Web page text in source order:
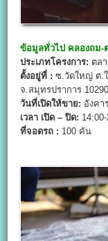
ข้อมูลทั่วไป คลองถม-
ประเภทโครงการ: ตล
ตั้งอยู่ที่ : ซ.วัดใหญ่ ต.
จ.สมุทรปราการ 10290
วันที่เปิดให้ขาย: อังคา
เวลา เปิด – ปิด:
ที่จอดรถ : 100 คัน